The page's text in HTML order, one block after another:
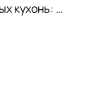
кухонь:
множеством
и многим
вайбом, или
то здесь вы
подкрепиться и